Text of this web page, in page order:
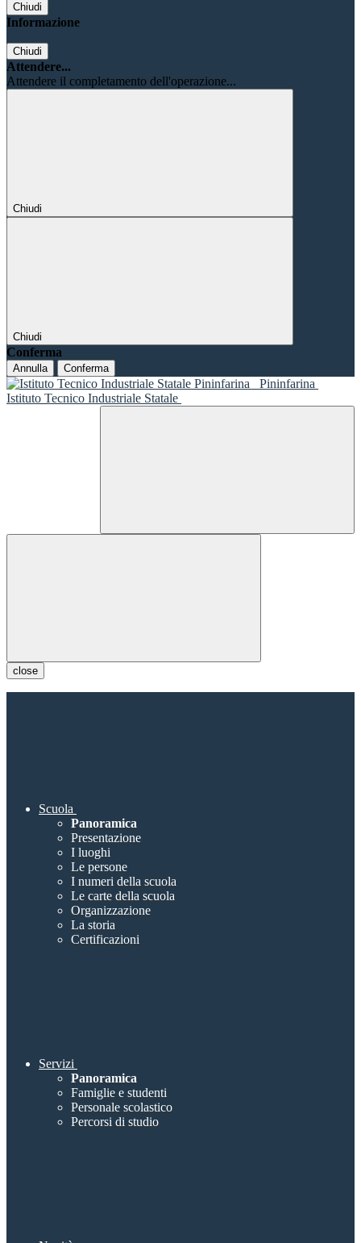
Chiudi
Informazione
Chiudi
Attendere...
Attendere il completamento dell'operazione...
Chiudi
Chiudi
Conferma
Annulla Conferma
Pininfarina
Istituto Tecnico Industriale Statale
close
Scuola
Panoramica
Presentazione
I luoghi
Le persone
I numeri della scuola
Le carte della scuola
Organizzazione
La storia
Certificazioni
Servizi
Panoramica
Famiglie e studenti
Personale scolastico
Percorsi di studio